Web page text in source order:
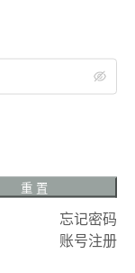
重 置
忘记密码
账号注册